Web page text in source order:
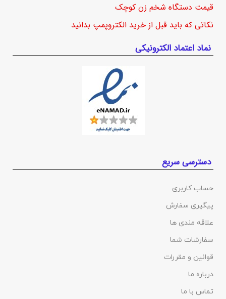
قیمت دستگاه شخم زن کوچک
نکاتی که باید قبل از خرید الکتروپمپ بدانید
نماد اعتماد الکترونیکی
دسترسی سریع
حساب کاربری
پیگیری سفارش
علاقه مندی ها
سفارشات شما
قوانین و مقررات
درباره ما
تماس با ما